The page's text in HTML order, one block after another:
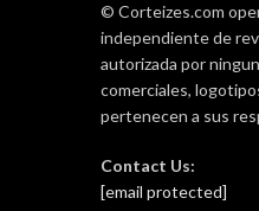
© Corteizes.com
independiente de
autorizada por
comerciales,
pertenecen a sus
Contact Us:
[email protected]